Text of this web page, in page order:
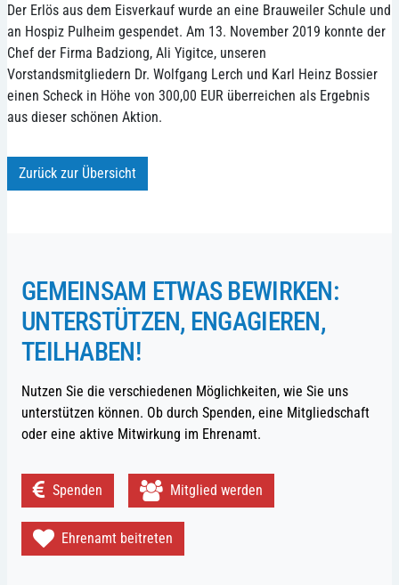
Der Erlös aus dem Eisverkauf wurde an eine Brauweiler Schule und
an Hospiz Pulheim gespendet. Am 13. November 2019 konnte der
Chef der Firma Badziong, Ali Yigitce, unseren
Vorstandsmitgliedern Dr. Wolfgang Lerch und Karl Heinz Bossier
einen Scheck in Höhe von 300,00 EUR überreichen als Ergebnis
aus dieser schönen Aktion.
Zurück zur Übersicht
GEMEINSAM ETWAS BEWIRKEN:
UNTERSTÜTZEN, ENGAGIEREN,
TEILHABEN!
Nutzen Sie die verschiedenen Möglichkeiten, wie Sie uns
unterstützen können. Ob durch Spenden, eine Mitgliedschaft
oder eine aktive Mitwirkung im Ehrenamt.
Spenden Mitglied werden
Ehrenamt beitreten